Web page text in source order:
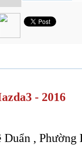
- 2016
, Phường